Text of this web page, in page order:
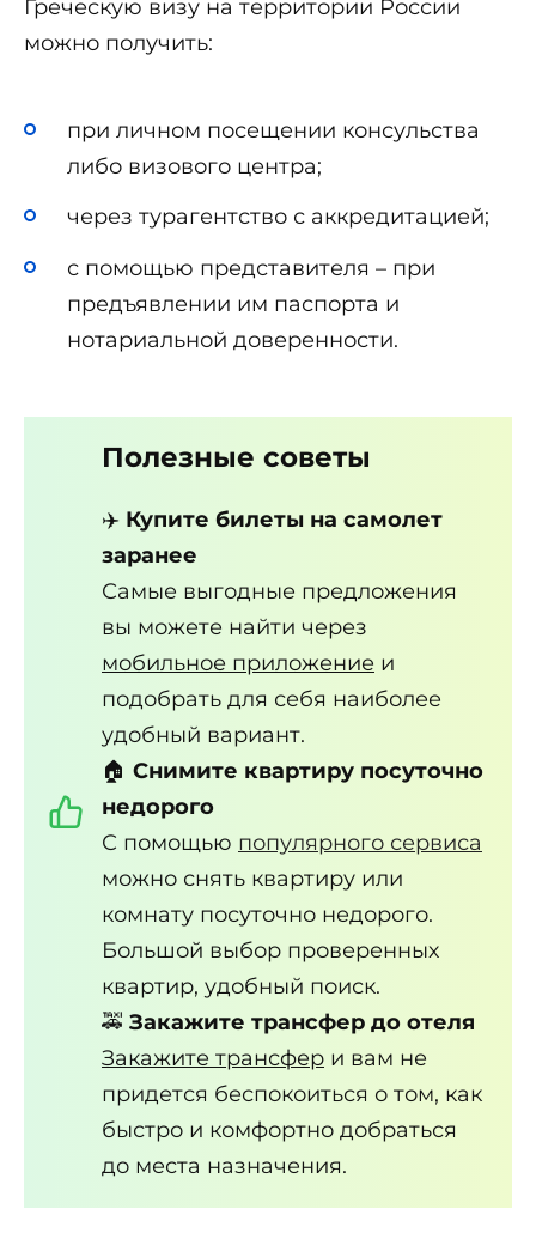
Греческую визу на территории России
можно получить:
при личном посещении консульства
либо визового центра;
через турагентство с аккредитацией;
с помощью представителя – при
предъявлении им паспорта и
нотариальной доверенности.
Полезные советы
✈️ Купите билеты на самолет
заранее
Самые выгодные предложения
вы можете найти через
мобильное приложение и
подобрать для себя наиболее
удобный вариант.
🏠 Снимите квартиру посуточно
недорого
С помощью популярного сервиса
можно снять квартиру или
комнату посуточно недорого.
Большой выбор проверенных
квартир, удобный поиск.
🚕 Закажите трансфер до отеля
Закажите трансфер и вам не
придется беспокоиться о том, как
быстро и комфортно добраться
до места назначения.